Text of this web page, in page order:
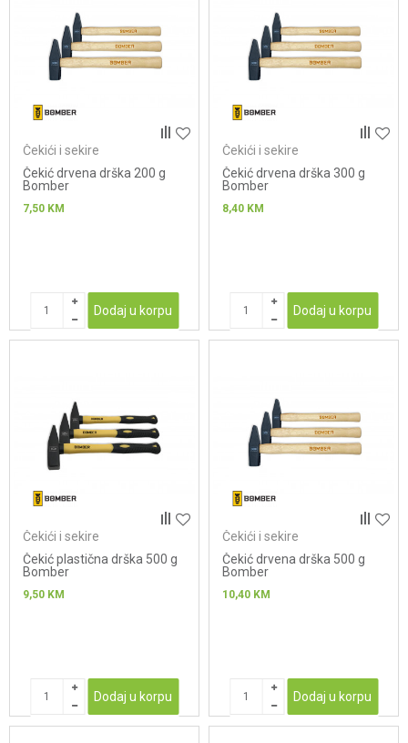
Čekići i sekire
Čekić drvena drška 200 g
Bomber
7,50 KM
Dodaj u korpu
Čekići i sekire
Čekić drvena drška 300 g
Bomber
8,40 KM
Dodaj u korpu
Čekići i sekire
Čekić plastična drška 500 g
Bomber
9,50 KM
Dodaj u korpu
Čekići i sekire
Čekić drvena drška 500 g
Bomber
10,40 KM
Dodaj u korpu